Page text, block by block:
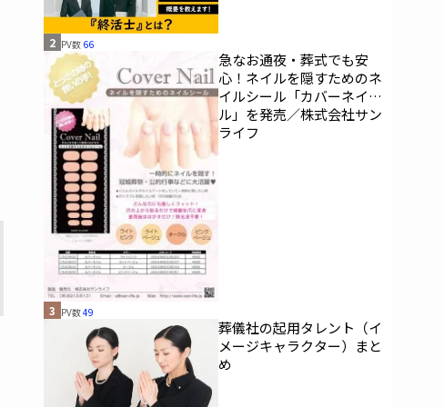
2 PV数 66
急なお通夜・葬式でも安
心！ネイルを隠すためのネ
イルシール「カバーネイ
ル」を発売／株式会社サン
ライフ
3 PV数49
葬儀社の起用タレント（イ
メージキャラクター）まと
め